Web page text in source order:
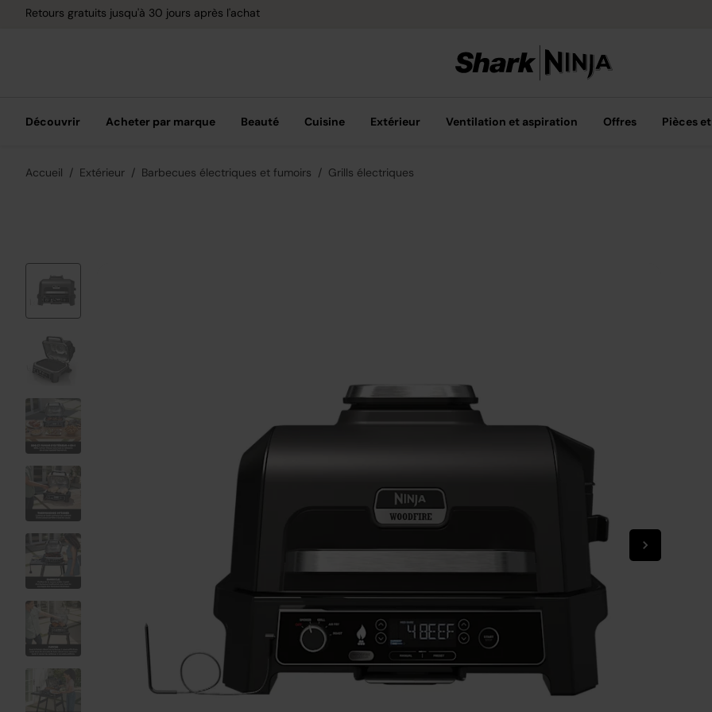
Retours gratuits jusqu'à 30 jours après l'achat Options de
Découvrir Acheter par marque Beauté Cuisine Extérieur Ventilation et aspiration Offres Pièces
Accueil Extérieur Barbecues électriques et fumoirs Grills électriques